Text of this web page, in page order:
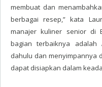
membuat dan
berbagai resep,” kata
manajer kuliner senior di
bagian terbaiknya adalah
dahulu dan menyimpannya
dapat disiapkan dalam